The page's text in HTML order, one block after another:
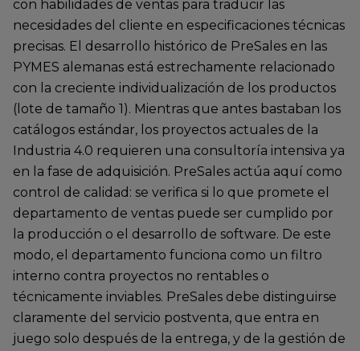
con habilidades de ventas para traducir las
necesidades del cliente en especificaciones técnicas
precisas. El desarrollo histórico de PreSales en las
PYMES alemanas está estrechamente relacionado
con la creciente individualización de los productos
(lote de tamaño 1). Mientras que antes bastaban los
catálogos estándar, los proyectos actuales de la
Industria 4.0 requieren una consultoría intensiva ya
en la fase de adquisición. PreSales actúa aquí como
control de calidad: se verifica si lo que promete el
departamento de ventas puede ser cumplido por
la producción o el desarrollo de software. De este
modo, el departamento funciona como un filtro
interno contra proyectos no rentables o
técnicamente inviables. PreSales debe distinguirse
claramente del servicio postventa, que entra en
juego solo después de la entrega, y de la gestión de